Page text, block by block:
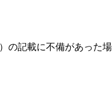
の記載に不備があった